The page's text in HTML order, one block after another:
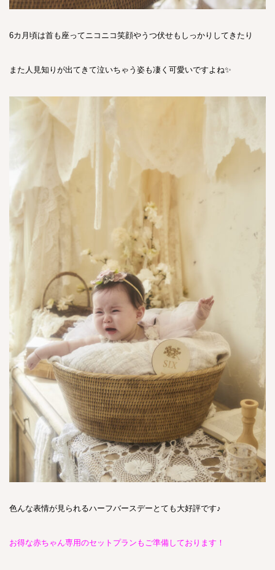
6カ月頃は首も座ってニコニコ笑顔やうつ伏せもしっかりしてきたり
また人見知りが出てきて泣いちゃう姿も凄く可愛いですよね✨
色んな表情が見られるハーフバースデーとても大好評です♪
お得な赤ちゃん専用のセットプランもご準備しております！